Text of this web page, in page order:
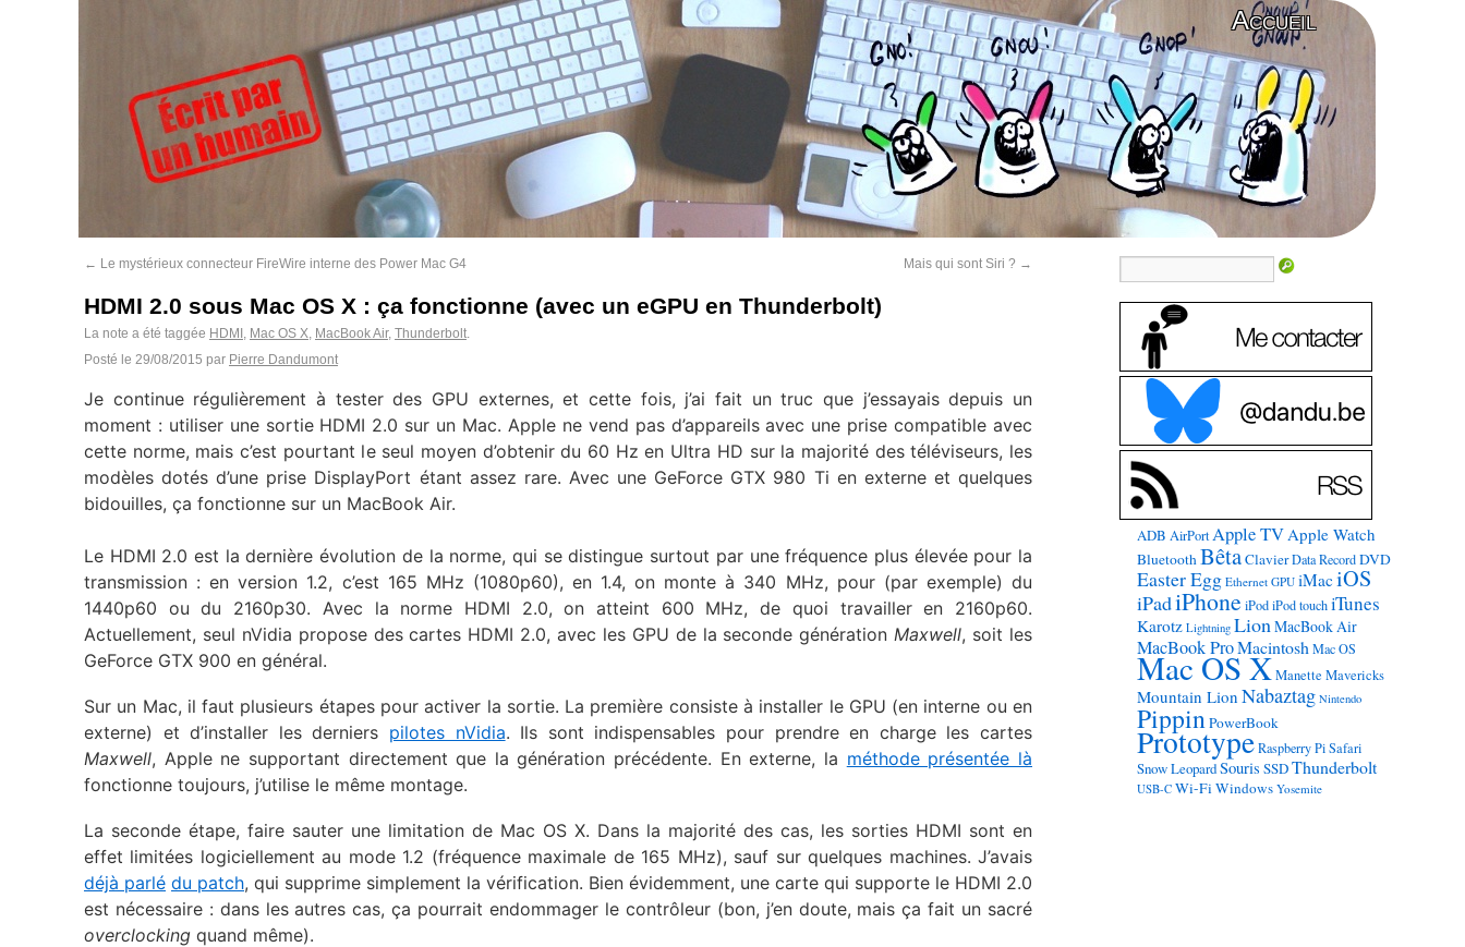
Accueil
← Le mystérieux connecteur FireWire interne des Power Mac G4 Mais qui sont Siri ? →
HDMI 2.0 sous Mac OS X : ça fonctionne (avec un eGPU en Thunderbolt)
La note a été taggée HDMI , Mac OS X, MacBook Air, Thunderbolt.
Posté le 29/08/2015 par Pierre Dandumont
Je continue régulièrement à tester des GPU externes, et cette fois, j’ai fait un truc que j’essayais depuis un
moment : utiliser une sortie HDMI 2.0 sur un Mac. Apple ne vend pas d’appareils avec une prise compatible avec
cette norme, mais c’est pourtant le seul moyen d’obtenir du 60 Hz en Ultra HD sur la majorité des téléviseurs, les
modèles dotés d’une prise DisplayPort étant assez rare. Avec une GeForce GTX 980 Ti en externe et quelques
bidouilles, ça fonctionne sur un MacBook Air.
Le HDMI 2.0 est la dernière évolution de la norme, qui se distingue surtout par une fréquence plus élevée pour la
transmission : en version 1.2, c’est 165 MHz (1080p60), en 1.4, on monte à 340 MHz, pour (par exemple) du
1440p60 ou du 2160p30. Avec la norme HDMI 2.0, on atteint 600 MHz, de quoi travailler en 2160p60.
Actuellement, seul nVidia propose des cartes HDMI 2.0, avec les GPU de la seconde générationMaxwell, soit les
GeForce GTX 900 en général.
Sur un Mac, il faut plusieurs étapes pour activer la sortie. La première consiste à installer le GPU (en interne ou en
externe) et d’installer les derniers pilotes nVidia. Ils sont indispensables pour prendre en charge les cartes
Maxwell, Apple ne supportant directement que la génération précédente. En externe, la méthode présentée là
fonctionne toujours, j’utilise le même montage.
La seconde étape, faire sauter une limitation de Mac OS X. Dans la majorité des cas, les sorties HDMI sont en
effet limitées logiciellement au mode 1.2 (fréquence maximale de 165 MHz), sauf sur quelques machines. J’avais
déjà parlé du patch, qui supprime simplement la vérification. Bien évidemment, une carte qui supporte le HDMI 2.0
est nécessaire : dans les autres cas, ça pourrait endommager le contrôleur (bon, j’en doute, mais ça fait un sacré
overclocking quand même).
ADB AirPort Apple TVApple Watch
BluetoothBêtaClavier Data Record DVD
Easter Egg Ethernet GPU iMaciOS
iPadiPhone iPod iPod touch iTunes
Karotz Lightning LionMacBook Air
MacBook ProMacintosh Mac OS
Mac OS X Manette Mavericks
Mountain Lion Nabaztag Nintendo
PippinPowerBook
Prototype Raspberry Pi Safari
Snow LeopardSouris SSDThunderbolt
USB-C Wi-FiWindows Yosemite